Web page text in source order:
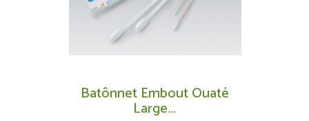
Batônnet Embout Ouaté
Large...